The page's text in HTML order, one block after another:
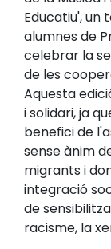
Educatiu',
alumnes de
celebrar la
de les
Aquesta
i solidari, ja
benefici de
sense ànim
migrants i
integració
de
racisme, la